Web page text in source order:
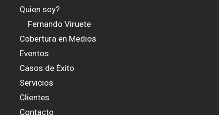
Quien soy?
Fernando Viruete
Cobertura en Medios
Eventos
Casos de Éxito
Servicios
Clientes
Contacto